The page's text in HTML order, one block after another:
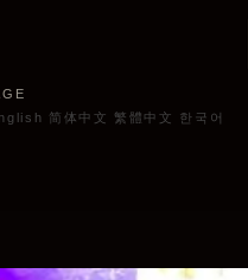
简体中文 繁體中文 한국어